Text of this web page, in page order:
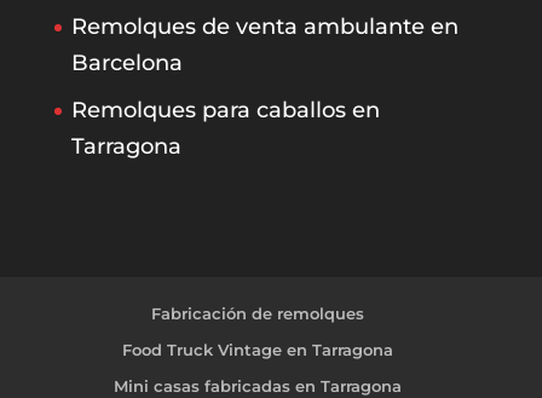
Remolques de venta ambulante en
Barcelona
Remolques para caballos en
Tarragona
Fabricación de remolques
Food Truck Vintage en Tarragona
Mini casas fabricadas en Tarragona